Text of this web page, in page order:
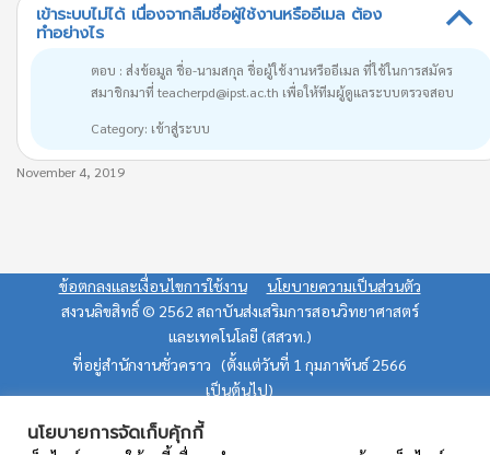
B
เข้าระบบไม่ได้ เนื่องจากลืมชื่อผู้ใช้งานหรืออีเมล ต้อง
ทำอย่างไร
ตอบ : ส่งข้อมูล ชื่อ-นามสกุล ชื่อผู้ใช้งานหรืออีเมล ที่ใช้ในการสมัคร
สมาชิกมาที่ teacherpd@ipst.ac.th เพื่อให้ทีมผู้ดูแลระบบตรวจสอบ
Category: เข้าสู่ระบบ
November 4, 2019
ข้อตกลงและเงื่อนไขการใช้งาน
นโยบายความเป็นส่วนตัว
สงวนลิขสิทธิ์ © 2562 สถาบันส่งเสริมการสอนวิทยาศาสตร์
และเทคโนโลยี (สสวท.)
ที่อยู่สำนักงานชั่วคราว (ตั้งแต่วันที่ 1 กุมภาพันธ์ 2566
เป็นต้นไป)
เขตราชเทวี กรุงเทพฯ 10400
นโยบายการจัดเก็บคุ้กกี้